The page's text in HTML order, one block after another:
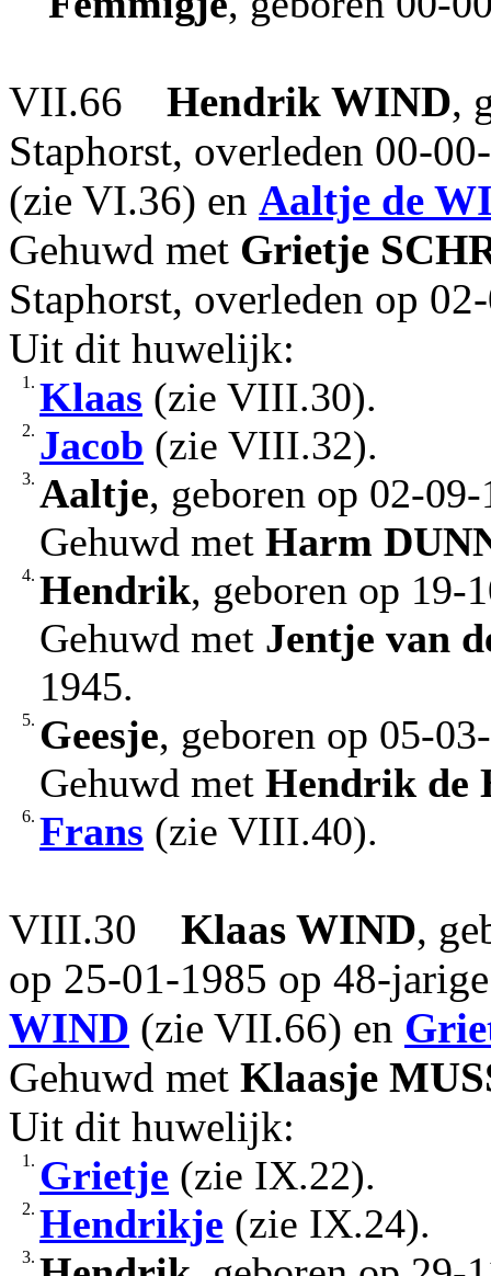
VII.66 Hendrik WIND,
Staphorst, overleden 00-
(zie VI.36) en Aaltje de
Gehuwd met Grietje
Staphorst, overleden op
Uit dit huwelijk:
1. Klaas (zie VIII.30).
2. Jacob (zie VIII.32).
3. Aaltje, geboren op 02-
Gehuwd met Harm
4. Hendrik, geboren op 19-
Gehuwd met Jentje van
1945.
5. Geesje, geboren op 05-
Gehuwd met Hendrik de
6. Frans (zie VIII.40).
VIII.30 Klaas WIND,
op 25-01-1985 op 48-
WIND (zie VII.66) en
Gehuwd met Klaasje
Uit dit huwelijk:
1. Grietje (zie IX.22).
2. Hendrikje (zie IX.24).
3.